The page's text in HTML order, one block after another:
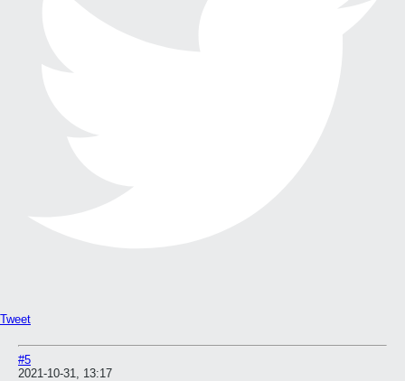
Tweet
#5
2021-10-31, 13:17